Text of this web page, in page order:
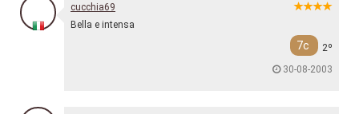
cucchia69
Bella e intensa
7c
2º
30-08-2003